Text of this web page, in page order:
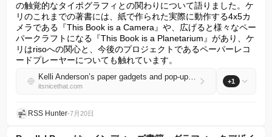
の触覚的なタイポグラフィとの関わりについて語りました。ケ
リのこれまでの著書には、紙で作られた実際に動作する4x5カ
メラである『This Book is a Camera』や、広げると様々なペー
パークラフトになる『This Book is a Planetarium』があり、ケ
リはrisoへの関心と、今後のプロジェクトであるペーパーレコ
ードプレーヤーについても触れています。
Kelli Anderson’s paper gadgets and pop-up books approach graphic design as a fine art
itsnicethat.com
+1
RSS Hunter•7月20日